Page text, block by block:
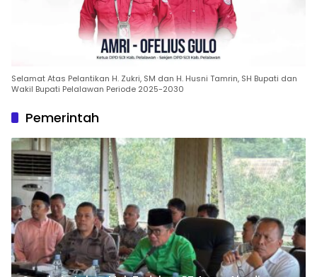
Selamat Atas Pelantikan H. Zukri, SM dan H. Husni Tamrin, SH Bupati dan
Wakil Bupati Pelalawan Periode 2025-2030
Pemerintah